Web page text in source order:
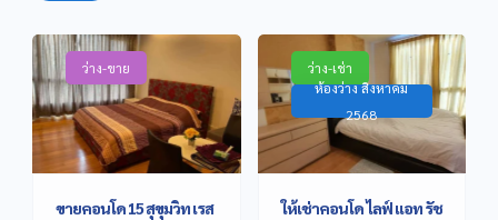
ว่าง-ขาย
ขายคอนโด 15 สุขุมวิท เรส
ว่าง-เช่า
ห้องว่าง สิงหาคม
2568
ให้เช่าคอนโด ไลฟ์ แอท รัช